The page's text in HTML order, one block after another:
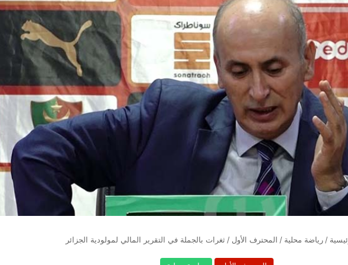
/ رياضة محلية / المحترف الأول / ثغرات بالجملة في التقرير المالي لمولودية الجزائر